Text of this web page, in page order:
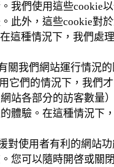
我們使用這些cookie
此外，這些cookie對
這種情況下，我們處
關我們網站運行情況
它們的情況下，我們
站各部分的訪客數量
體驗。在這種情況下
對使用者有利的網站
您可以隨時開啓或關